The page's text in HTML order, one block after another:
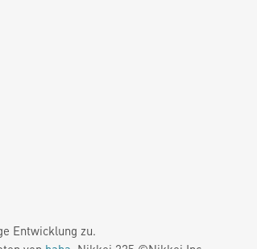
Entwicklung zu.